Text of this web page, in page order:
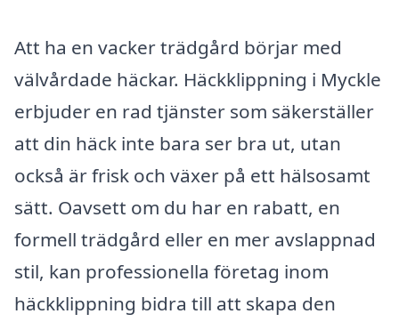
Att ha en vacker trädgård börjar med
välvårdade häckar. Häckklippning i Myckle
erbjuder en rad tjänster som säkerställer
att din häck inte bara ser bra ut, utan
också är frisk och växer på ett hälsosamt
sätt. Oavsett om du har en rabatt, en
formell trädgård eller en mer avslappnad
stil, kan professionella företag inom
häckklippning bidra till att skapa den